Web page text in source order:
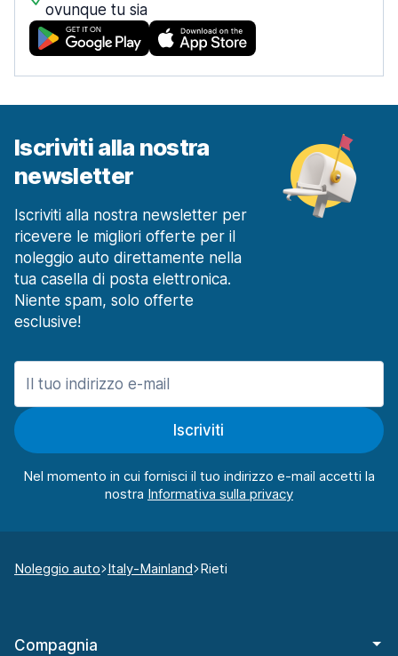
ovunque tu sia
Iscriviti alla nostra
newsletter
Iscriviti alla nostra newsletter per
ricevere le migliori offerte per il
noleggio auto direttamente nella
tua casella di posta elettronica.
Niente spam, solo offerte
esclusive!
Iscriviti
Nel momento in cui fornisci il tuo indirizzo e-mail accetti la
nostra
Noleggio auto Italy-Mainland Rieti
Compagnia